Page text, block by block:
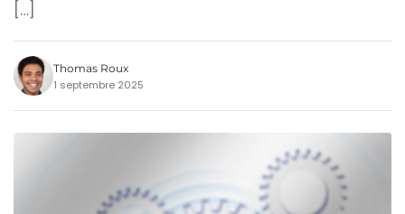
[…]
Thomas Roux
1 septembre 2025